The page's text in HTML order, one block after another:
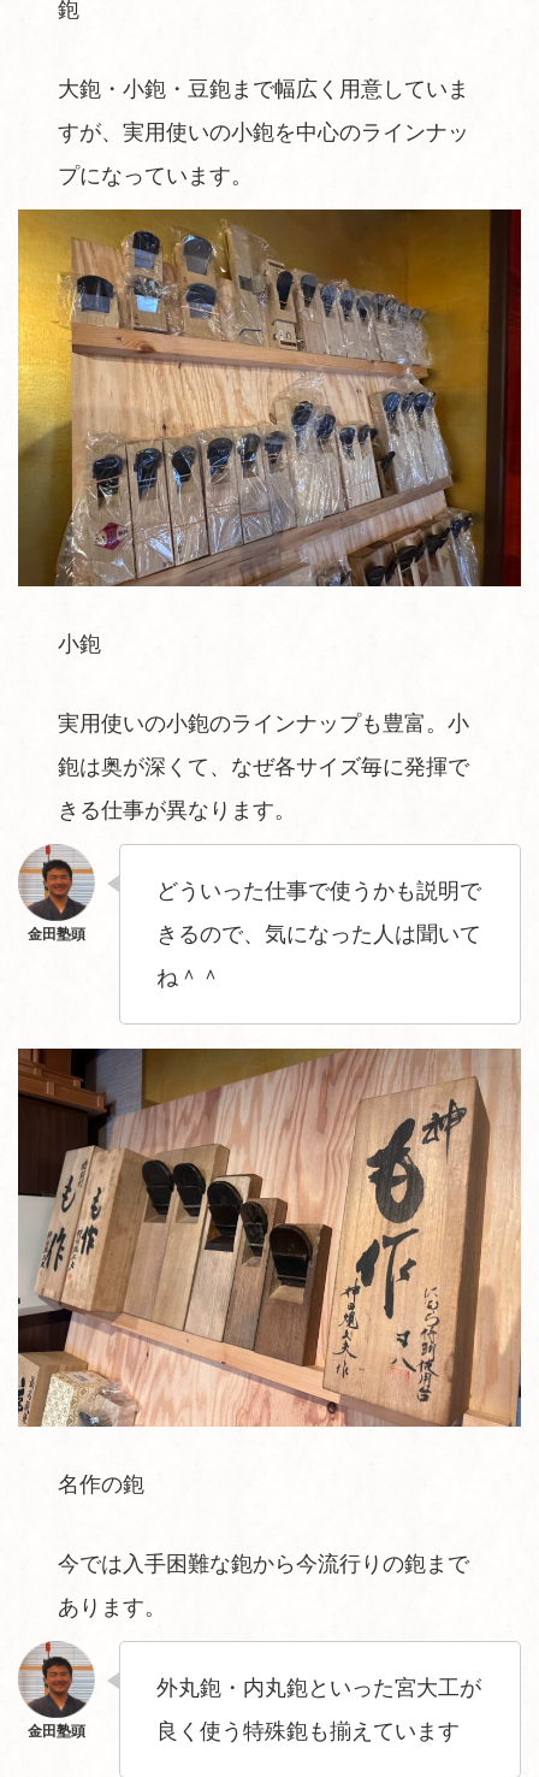
鉋
大鉋・小鉋・豆鉋まで幅広く用意していま
すが、実用使いの小鉋を中心のラインナッ
プになっています。
小鉋
実用使いの小鉋のラインナップも豊富。小
鉋は奥が深くて、なぜ各サイズ毎に発揮で
きる仕事が異なります。
どういった仕事で使うかも説明で
きるので、気になった人は聞いて
ね＾＾
名作の鉋
今では入手困難な鉋から今流行りの鉋まで
あります。
外丸鉋・内丸鉋といった宮大工が
良く使う特殊鉋も揃えています